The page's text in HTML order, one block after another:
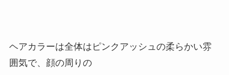
ヘアカラーは全体はピンクアッシュの柔らかい雰
囲気で、顔の周りの